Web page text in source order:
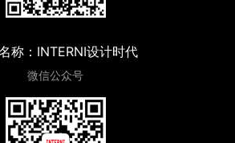
称：INTERNI设计时代
微信公众号